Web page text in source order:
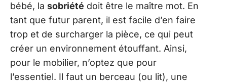
bébé, la sobriété doit être le maître mot. En
tant que futur parent, il est facile d’en faire
trop et de surcharger la pièce, ce qui peut
créer un environnement étouffant. Ainsi,
pour le mobilier, n’optez que pour
l’essentiel. Il faut un berceau (ou lit), une